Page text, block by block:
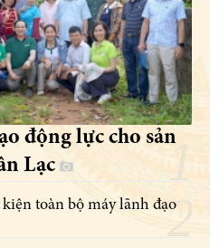
động lực cho sản
Lạc
toàn bộ máy lãnh đạo